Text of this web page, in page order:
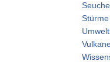
Stürme